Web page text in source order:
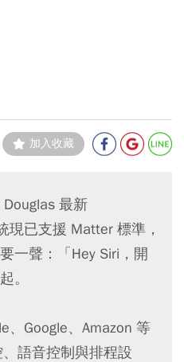
加入收藏
最新
現已支援 Matter 標準，
一聲：「Hey Siri，開
。
、Google、Amazon 等
語音控制與排程設